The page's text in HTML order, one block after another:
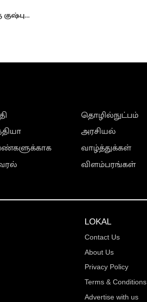
தொழில்நுட்பம்
அரசியல்
வாழ்த்துக்கள்
விளம்பரங்கள்
LOKAL
Contact Us
About Us
Privacy Policy
Terms & Conditions
Advertise with us